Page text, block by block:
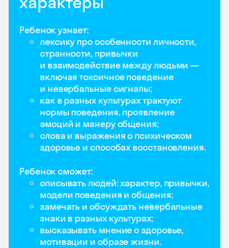
Ребенок узнает:
лексику про особенности личности,
странности, привычки
и взаимодействие между людьми —
включая токсичное поведение
и невербальные сигналы;
как в разных культурах трактуют
нормы поведения, проявление
эмоций и манеру общения;
слова и выражения о психическом
здоровье и способах восстановления.
Ребенок сможет:
описывать людей: характер, привычки,
модели поведения и общения;
замечать и обсуждать невербальные
знаки в разных культурах;
высказывать мнение о здоровье,
мотивации и образе жизни.